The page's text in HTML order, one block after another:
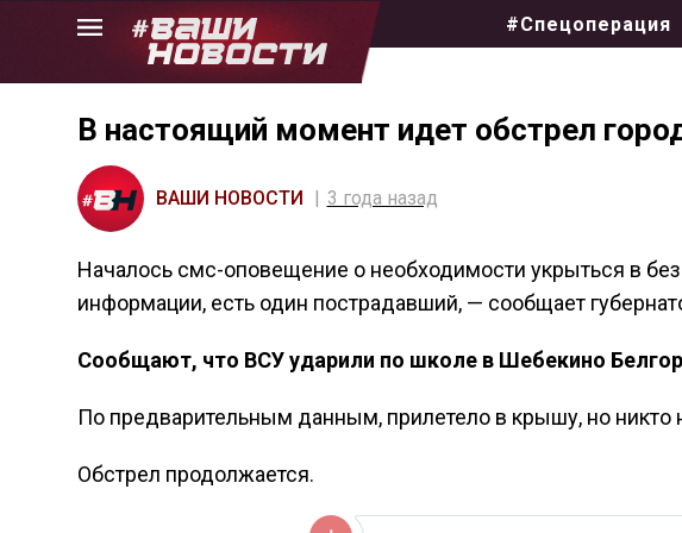
Skip
#Спецоперация
В настоящий момент идет обстрел
ВАШИ НОВОСТИ 3 года назад
Началось смс-оповещение о необходимости укрыться в
информации, есть один пострадавший, — сообщает
Сообщают, что ВСУ ударили по школе в Шебекино
По предварительным данным, прилетело в крышу, но никто
Обстрел продолжается.